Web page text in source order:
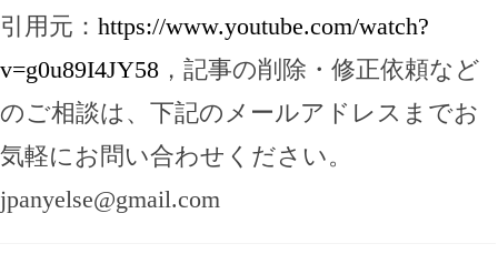
引用元： https://www.youtube.com/watch?
v=g0u89I4JY58 ，記事の削除・修正依頼など
のご相談は、下記のメールアドレスまでお
気軽にお問い合わせください。
jpanyelse@gmail.com